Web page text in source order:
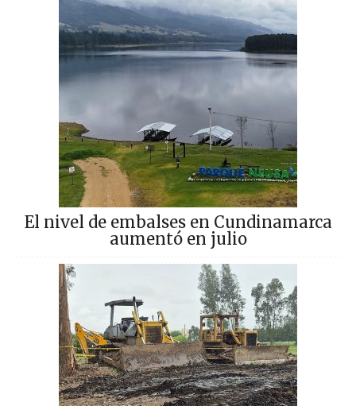
El nivel de embalses en Cundinamarca
aumentó en julio